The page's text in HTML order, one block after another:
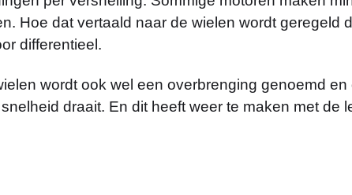
Hoe dat vertaald naar de wielen wordt geregeld
differentieel.
wordt ook wel een overbrenging genoemd en
draait. En dit heeft weer te maken met de